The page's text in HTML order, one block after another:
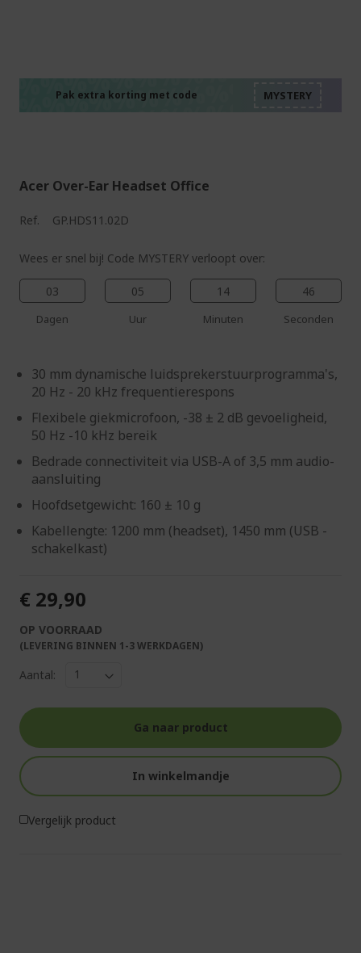
Pak extra korting met code
Acer Over-Ear Headset Office
Ref. GP.HDS11.02D
Wees er snel bij! Code MYSTERY verloopt over:
03
Dagen
05
Uur
14
Minuten
45
Seconden
30 mm dynamische luidsprekerstuurprogramma's,
20 Hz - 20 kHz frequentierespons
Flexibele giekmicrofoon, -38 ± 2 dB gevoeligheid,
50 Hz -10 kHz bereik
Bedrade connectiviteit via USB-A of 3,5 mm audio-
aansluiting
Hoofdsetgewicht: 160 ± 10 g
Kabellengte: 1200 mm (headset), 1450 mm (USB -
schakelkast)
€ 29,90
OP VOORRAAD
(LEVERING BINNEN 1-3 WERKDAGEN)
Aantal:
Ga naar product
In winkelmandje
Vergelijk product